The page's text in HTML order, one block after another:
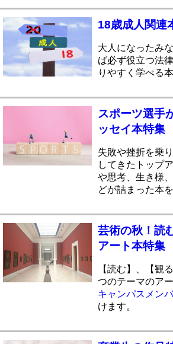
18歳成人関連
大人になったみ
ば必ず役立つ法
りやすく学べる本
スポーツ選手
ッセイ本特集
失敗や挫折を乗
してきたトップ
や思考、生き様
どが詰まった本
芸術の秋！読
アート本特集
【読む】、【観
つのテーマのア
キャンパスメン
けます。